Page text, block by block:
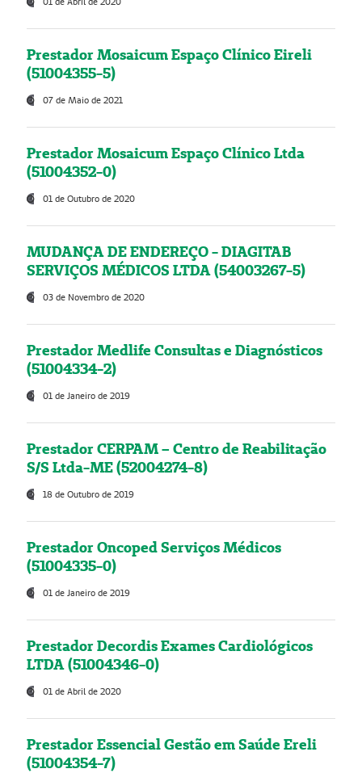
Prestador Mosaicum Espaço Clínico Eireli
(51004355-5)
07 de Maio de 2021
Prestador Mosaicum Espaço Clínico Ltda
(51004352-0)
01 de Outubro de 2020
MUDANÇA DE ENDEREÇO - DIAGITAB
SERVIÇOS MÉDICOS LTDA (54003267-5)
03 de Novembro de 2020
Prestador Medlife Consultas e Diagnósticos
(51004334-2)
01 de Janeiro de 2019
Prestador CERPAM – Centro de Reabilitação
S/S Ltda-ME (52004274-8)
18 de Outubro de 2019
Prestador Oncoped Serviços Médicos
(51004335-0)
01 de Janeiro de 2019
Prestador Decordis Exames Cardiológicos
LTDA (51004346-0)
01 de Abril de 2020
Prestador Essencial Gestão em Saúde Ereli
(51004354-7)